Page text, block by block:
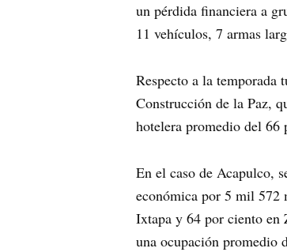
un pérdida financiera a
11 vehículos, 7 armas
Respecto a la temporada
Construcción de la Paz,
hotelera promedio del 66
En el caso de Acapulco,
económica por 5 mil 572
Ixtapa y 64 por ciento en
una ocupación promedio